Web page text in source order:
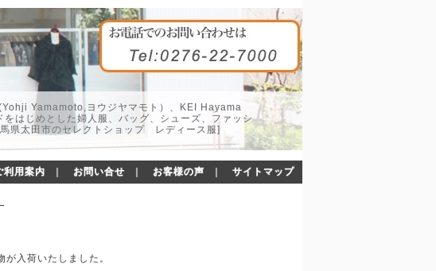
Yamamoto,ヨウジヤマモト）、KEI Hayama
はじめとした婦人服、バッグ、シューズ、ファッシ
県太田市のセレクトショップ レディース服]
利用案内 お問い合せ お客様の声 サイトマップ
入荷いたしました。